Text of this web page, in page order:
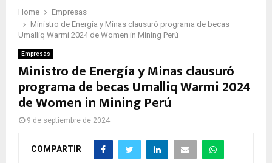
Home
Empresas
Ministro de Energía y Minas clausuró programa de becas
Umalliq Warmi 2024 de Women in Mining Perú
Empresas
Ministro de Energía y Minas clausuró
programa de becas Umalliq Warmi 2024
de Women in Mining Perú
9 de septiembre de 2024
COMPARTIR